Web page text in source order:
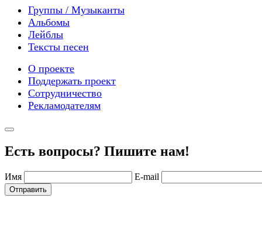
Группы / Музыканты
Альбомы
Лейблы
Тексты песен
О проекте
Поддержать проект
Сотрудничество
Рекламодателям
Есть вопросы? Пишите нам!
Имя E-mail